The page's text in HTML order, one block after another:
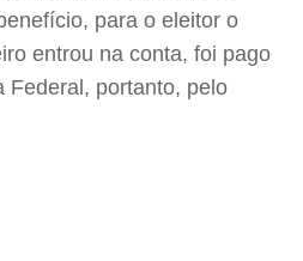
para o eleitor o
entrou na conta, foi pago
Federal, portanto, pelo